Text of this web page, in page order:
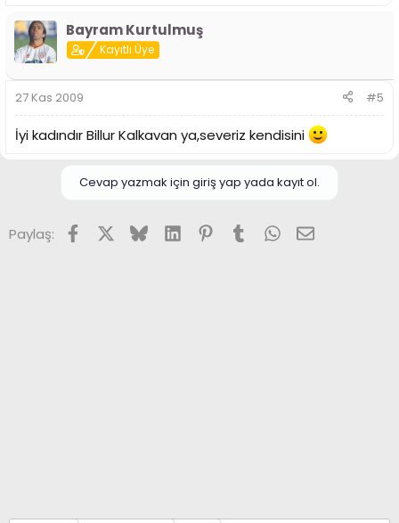
Bayram Kurtulmuş
Kayıtlı Üye
27 Kas 2009 #5
İyi kadındır Billur Kalkavan ya,severiz kendisini
Cevap yazmak için giriş yap yada kayıt ol.
Paylaş: FacebookX (Twitter)
BlueskyLinkedInPinterest
TumblrWhatsApp
E-posta